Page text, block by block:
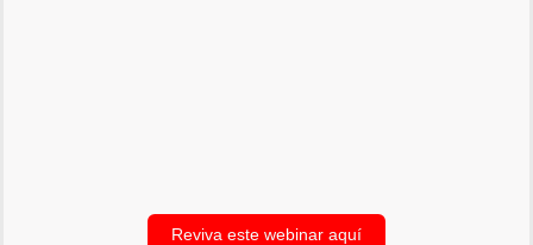
Reviva este webinar aquí